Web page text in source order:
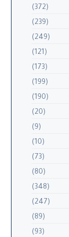
(372)
(239)
(249)
(121)
(173)
(199)
(190)
(20)
(9)
(10)
(73)
(80)
(348)
(247)
(89)
(93)